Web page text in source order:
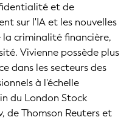
et de
sur l'IA et les nouvelles
criminalité financière,
Vivienne possède plus
dans les secteurs des
à l'échelle
du London Stock
de Thomson Reuters et